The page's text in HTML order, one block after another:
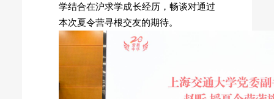
学结合在沪求学成长经历，畅谈对通过
本次夏令营寻根交友的期待。